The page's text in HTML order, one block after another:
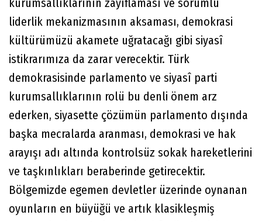
kurumsallıklarının zayıflaması ve sorumlu
liderlik mekanizmasının aksaması, demokrasi
kültürümüzü akamete uğratacağı gibi siyasî
istikrarımıza da zarar verecektir. Türk
demokrasisinde parlamento ve siyasî parti
kurumsallıklarının rolü bu denli önem arz
ederken, siyasette çözümün parlamento dışında
başka mecralarda aranması, demokrasi ve hak
arayışı adı altında kontrolsüz sokak hareketlerini
ve taşkınlıkları beraberinde getirecektir.
Bölgemizde egemen devletler üzerinde oynanan
oyunların en büyüğü ve artık klasikleşmiş